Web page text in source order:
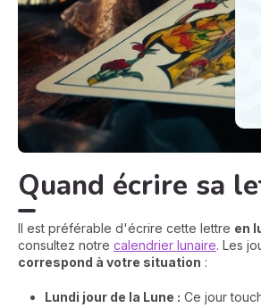
Quand écrire sa
Il est préférable d'écrire cette lettre en
consultez notre calendrier lunaire. Les
correspond à votre situation :
Lundi jour de la Lune : Ce jour